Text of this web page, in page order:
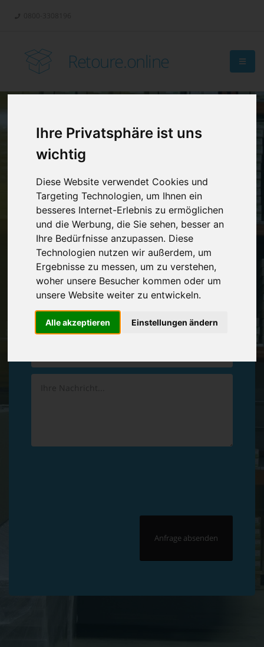
Ihre Privatsphäre ist uns
wichtig
Diese Website verwendet Cookies und
Targeting Technologien, um Ihnen ein
besseres Internet-Erlebnis zu ermöglichen
und die Werbung, die Sie sehen, besser an
Ihre Bedürfnisse anzupassen. Diese
Technologien nutzen wir außerdem, um
Ergebnisse zu messen, um zu verstehen,
woher unsere Besucher kommen oder um
unsere Website weiter zu entwickeln.
Alle akzeptieren Einstellungen ändern
Retoure.online
Retouren-
Management?
Vereinbaren Sie einenRückruf
Hinterlassen Sie uns gern eine persönliche Nachricht.